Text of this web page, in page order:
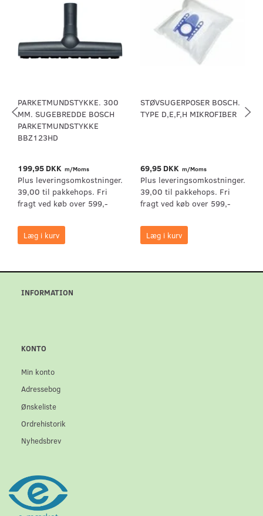
PARKETMUNDSTYKKE. 300
MM. SUGEBREDDE BOSCH
PARKETMUNDSTYKKE
BBZ123HD
199,95 DKK m/Moms
Plus leveringsomkostninger.
39,00 til pakkehops. Fri
fragt ved køb over 599,-
Læg i kurv
STØVSUGERPOSER BOSCH.
TYPE D,E,F,H MIKROFIBER
69,95 DKK m/Moms
Plus leveringsomkostninger.
39,00 til pakkehops. Fri
fragt ved køb over 599,-
Læg i kurv
INFORMATION
KONTO
Min konto
Adressebog
Ønskeliste
Ordrehistorik
Nyhedsbrev